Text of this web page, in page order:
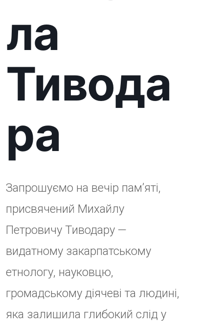
присвячений Михайлу
видатному закарпатському
етнологу, науковцю,
громадському діячеві та людині,
яка залишила глибокий слід у
культурному й інтелектуальному
житті краю.
7 лютого Михайлу Петровичу
виповнилося б 90 років. З
нагоди ювілею музей
аби вшанувати пам’ять,
життєвий шлях і спадщину
дослідника. Він автор першого в
період незалежності України